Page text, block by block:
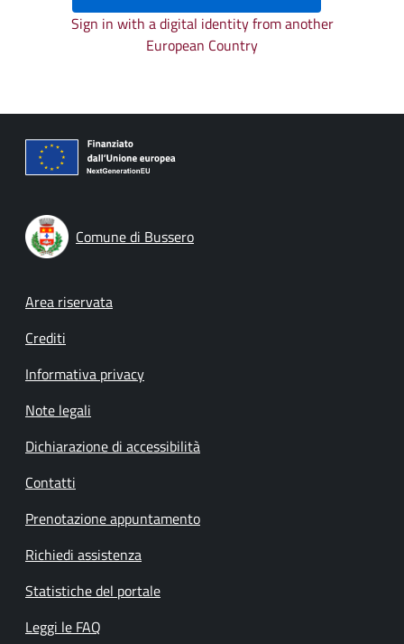
Sign in with a digital identity from another
European Country
Comune di Bussero
Footer menu
Area riservata
Crediti
Informativa privacy
Note legali
Dichiarazione di accessibilità
Contatti
Prenotazione appuntamento
Richiedi assistenza
Statistiche del portale
Leggi le FAQ